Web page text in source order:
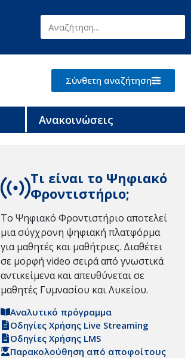
Σύνθετη αναζήτηση
Ανακοινώσεις
Τι είναι το Ψηφιακό
Φροντιστήριο;
Το Ψηφιακό Φροντιστήριο αποτελεί
μια σύγχρονη ψηφιακή πλατφόρμα
για μαθητές και μαθήτριες. Διαθέτει
σε μορφή video σειρά από γνωστικά
αντικείμενα και απευθύνεται σε
μαθητές Γυμνασίου και Λυκείου.
Αναλυτικό πρόγραμμα
Οδηγίες Χρήσης Live Streaming
Οδηγίες Χρήσης LMS
Παρακολούθηση από αποφοίτους